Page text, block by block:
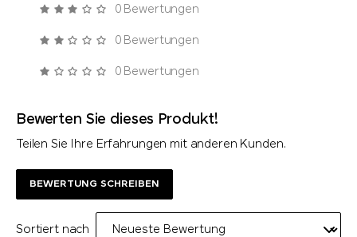
0 Bewertungen
0 Bewertungen
0 Bewertungen
Bewerten Sie dieses Produkt!
Teilen Sie Ihre Erfahrungen mit anderen Kunden.
BEWERTUNG SCHREIBEN
Sortiert nach